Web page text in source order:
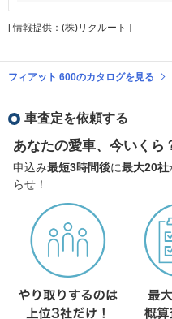
[ 情報提供：(株)リクルート ]
フィアット 600のカタログを見る
車査定を依頼する
あなたの愛車、今いくら
申込み最短3時間後に最大20社
らせ！